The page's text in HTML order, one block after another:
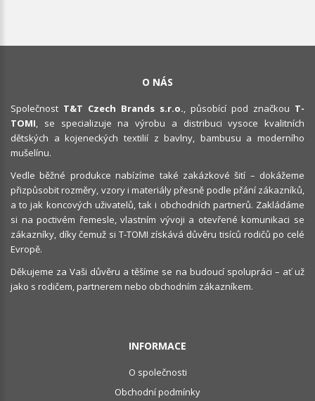
O NÁS
Společnost T&T Czech Brands s.r.o., působící pod značkou T-
TOMI, se specializuje na výrobu a distribuci vysoce kvalitních
dětských a kojeneckých textilií z bavlny, bambusu a moderního
mušelínu.
Vedle běžné produkce nabízíme také zakázkové šití – dokážeme
přizpůsobit rozměry, vzory i materiály přesně podle přání zákazníků,
a to jak koncových uživatelů, tak i obchodních partnerů. Zakládáme
si na poctivém řemesle, vlastním vývoji a otevřené komunikaci se
zákazníky, díky čemuž si T-TOMI získává důvěru tisíců rodičů po celé
Evropě.
Děkujeme za Vaši důvěru a těšíme se na budoucí spolupráci – ať už
jako s rodičem, partnerem nebo obchodním zákazníkem.
INFORMACE
O společnosti
Obchodní podmínky